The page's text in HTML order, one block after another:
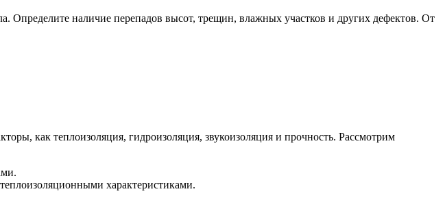
Определите наличие перепадов высот, трещин, влажных участков и других дефектов. От
как теплоизоляция, гидроизоляция, звукоизоляция и прочность. Рассмотрим
характеристиками.